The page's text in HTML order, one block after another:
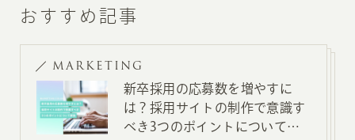
おすすめ記事
MARKETING
新卒採用の応募数を増やすに
は？採用サイトの制作で意識す
べき3つのポイントについて解